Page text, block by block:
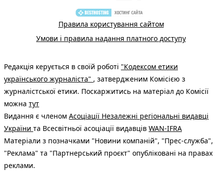
Правила користування сайтом
Умови і правила надання платного доступу
Редакція керується в своїй роботі "Кодексом етики
українського журналіста" , затвердженим Комісією з
журналістської етики. Поскаржитись на матеріал до Комісії
можна тут
Видання є членом Асоціації Незалежні регіональні видавці
України та Всесвітньої асоціації видавців WAN-IFRA
Матеріали з позначками "Новини компаній", "Прес-служба",
"Реклама" та "Партнерський проєкт" опубліковані на правах
реклами.